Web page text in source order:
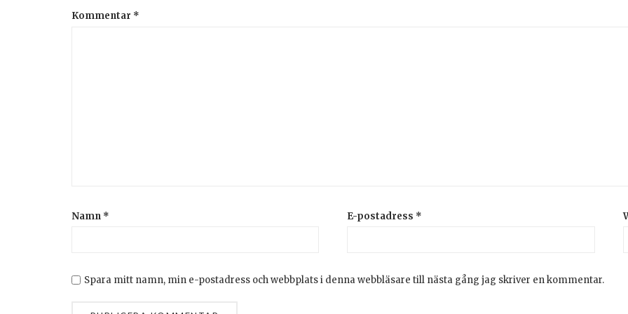
Kommentar *
Namn * E-postadress *
Spara mitt namn, min e-postadress och webbplats i denna webbläsare till nästa gång jag skriver en kommentar.